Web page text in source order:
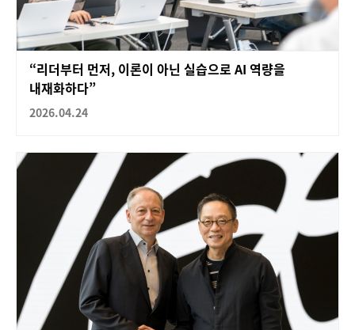
“리더부터 먼저, 이론이 아닌 실습으로 AI 역량을
내재화하다”
2026.04.24